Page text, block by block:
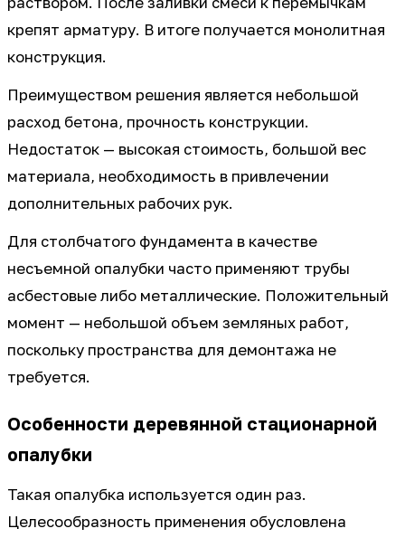
крепят арматуру. В итоге получается монолитная
конструкция.
Преимуществом решения является небольшой
расход бетона, прочность конструкции.
Недостаток — высокая стоимость, большой вес
материала, необходимость в привлечении
дополнительных рабочих рук.
Для столбчатого фундамента в качестве
несъемной опалубки часто применяют трубы
асбестовые либо металлические. Положительный
момент — небольшой объем земляных работ,
поскольку пространства для демонтажа не
требуется.
Особенности деревянной стационарной
опалубки
Такая опалубка используется один раз.
Целесообразность применения обусловлена